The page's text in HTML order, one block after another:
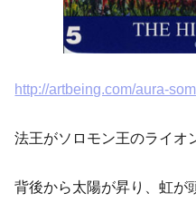
http://artbeing.com/aura-
法王がソロモン王のライオ
背後から太陽が昇り、虹が